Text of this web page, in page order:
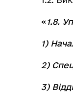
« 1.8.
1)
2)
3)